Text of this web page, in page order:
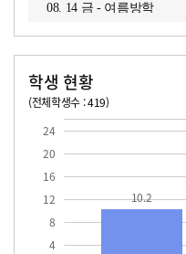
08. 14 금 - 여름방학
학생 현황
(전체학생수 : 419)
4
8
12
16
20
24
10.2